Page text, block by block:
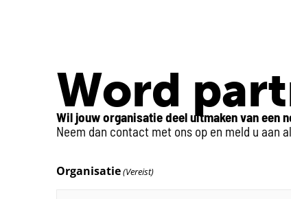
Word
Wil jouw organisatie deel uitmaken van een
Neem dan contact met ons op en meld u aan
Organisatie(Vereist)